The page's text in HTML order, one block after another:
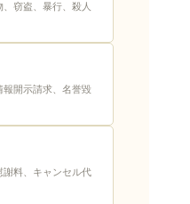
窃盗、暴行、殺人
報開示請求、名誉毀
謝料、キャンセル代